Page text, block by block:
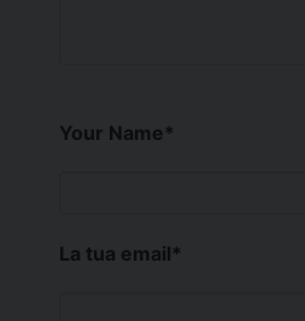
Your Name*
La tua email*